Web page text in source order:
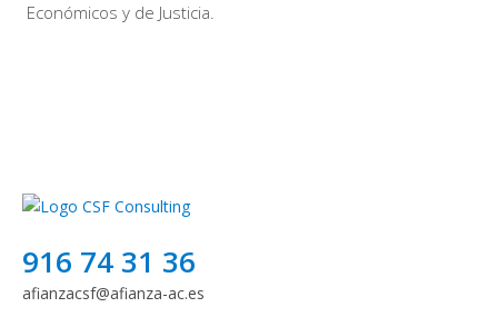
Económicos y de Justicia.
916 74 31 36
afianzacsf@afianza-ac.es